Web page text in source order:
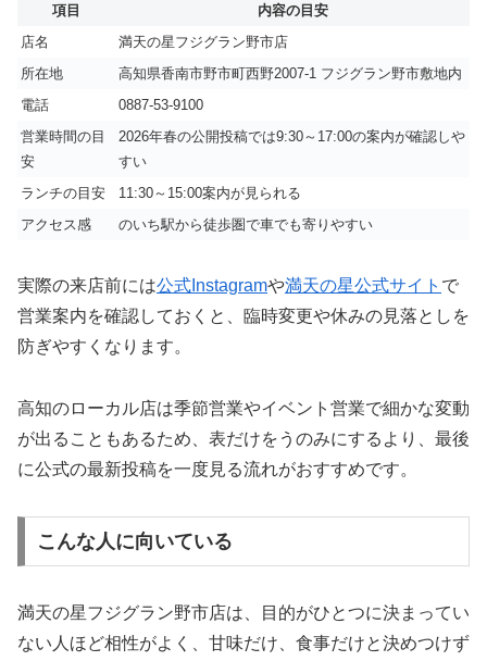
項目
内容の目安
店名
満天の星フジグラン野市店
所在地
高知県香南市野市町西野2007-1 フジグラン野市敷地内
電話
0887-53-9100
営業時間の目
安
2026年春の公開投稿では9:30～17:00の案内が確認しや
すい
ランチの目安
11:30～15:00案内が見られる
アクセス感
のいち駅から徒歩圏で車でも寄りやすい
実際の来店前には公式Instagramや満天の星公式サイト で
営業案内を確認しておくと、臨時変更や休みの見落としを
防ぎやすくなります。
高知のローカル店は季節営業やイベント営業で細かな変動
が出ることもあるため、表だけをうのみにするより、最後
に公式の最新投稿を一度見る流れがおすすめです。
こんな人に向いている
満天の星フジグラン野市店は、目的がひとつに決まってい
ない人ほど相性がよく、甘味だけ、食事だけと決めつけず